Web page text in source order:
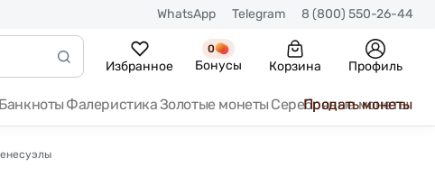
WhatsApp Telegram 8 (800) 550-26-44
Избранное
0
Бонусы Корзина Профиль
Банкноты ФалеристикаЗолотые монеты Серебряные монеты
Продать монеты